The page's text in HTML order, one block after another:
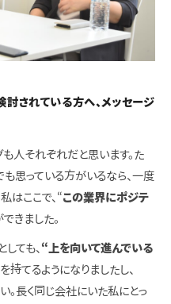
されている方へ、メッセージ
も人それぞれだと思います。た
も思っている方がいるなら、一度
はここで、“この業界にポジテ
きました。
ても、 “上を向いて進んでいる
持てるようになりましたし、
。長く同じ会社にいた私にとっ